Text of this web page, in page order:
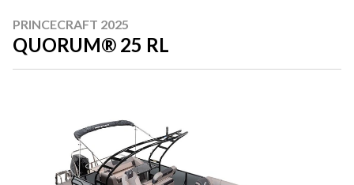
PRINCECRAFT 2025
QUORUM® 25 RL